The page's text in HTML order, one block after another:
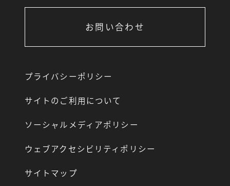
お問い合わせ
プライバシーポリシー
サイトのご利用について
ソーシャルメディアポリシー
ウェブアクセシビリティポリシー
サイトマップ